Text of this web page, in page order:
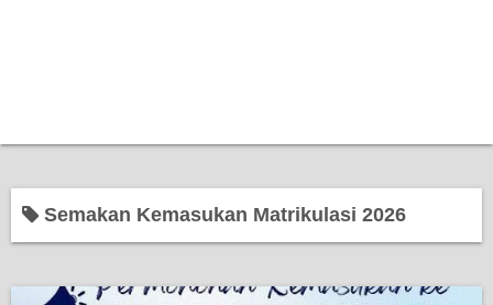
Semakan Kemasukan Matrikulasi 2026